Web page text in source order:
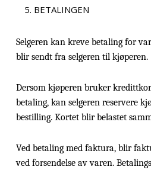
BETALINGEN
Selgeren kan kreve betaling for
blir sendt fra selgeren til kjøperen.
Dersom kjøperen bruker
betaling, kan selgeren reservere
bestilling. Kortet blir belastet
Ved betaling med faktura, blir
ved forsendelse av varen.